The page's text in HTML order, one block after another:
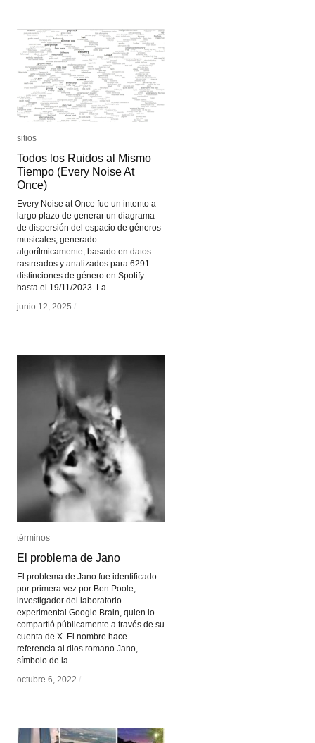
sitios
Todos los Ruidos al Mismo
Tiempo (Every Noise At
Once)
Every Noise at Once fue un intento a
largo plazo de generar un diagrama
de dispersión del espacio de géneros
musicales, generado
algorítmicamente, basado en datos
rastreados y analizados para 6291
distinciones de género en Spotify
hasta el 19/11/2023. La
junio 12, 2025 /
sitios
Todos los Ruidos al Mismo
Tiempo (Every Noise At
Once)
junio 12, 2025 /
términos
El problema de Jano
El problema de Jano fue identificado
por primera vez por Ben Poole,
investigador del laboratorio
experimental Google Brain, quien lo
compartió públicamente a través de su
cuenta de X. El nombre hace
referencia al dios romano Jano,
símbolo de la
octubre 6, 2022 /
términos
El problema de Jano
octubre 6, 2022 /